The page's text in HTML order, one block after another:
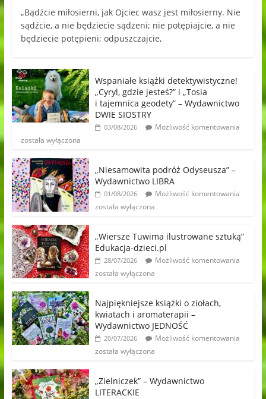
„Bądźcie miłosierni, jak Ojciec wasz jest miłosierny. Nie
sądźcie, a nie będziecie sądzeni; nie potępiajcie, a nie
będziecie potępieni; odpuszczajcie,
Wspaniałe książki detektywistyczne!
„Cyryl, gdzie jesteś?” i „Tosia
i tajemnica geodety” – Wydawnictwo
DWIE SIOSTRY
03/08/2026
Możliwość komentowania
została wyłączona
„Niesamowita podróż Odyseusza” –
Wydawnictwo LIBRA
01/08/2026
Możliwość komentowania
została wyłączona
„Wiersze Tuwima ilustrowane sztuką”
Edukacja-dzieci.pl
28/07/2026
Możliwość komentowania
została wyłączona
Najpiękniejsze książki o ziołach,
kwiatach i aromaterapii –
Wydawnictwo JEDNOŚĆ
20/07/2026
Możliwość komentowania
została wyłączona
„Zielniczek” – Wydawnictwo
LITERACKIE